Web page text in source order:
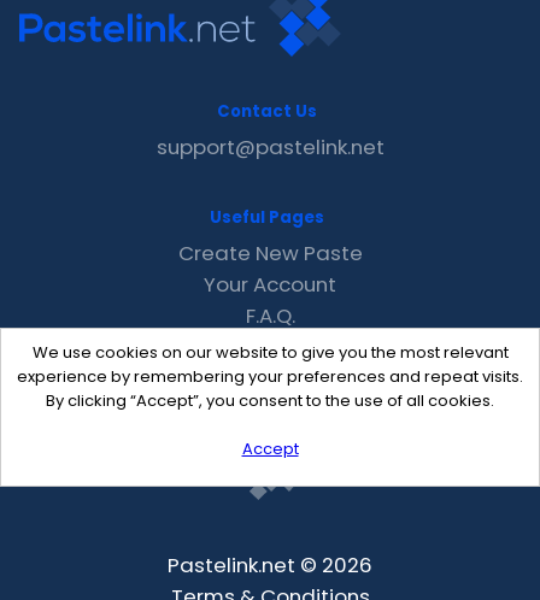
We use cookies on our website to give you the most relevant
experience by remembering your preferences and repeat visits.
By clicking “Accept”, you consent to the use of all cookies.
Accept
Contact Us
support@pastelink.net
Useful Pages
Create New Paste
Your Account
F.A.Q.
Recent
Contact
Pastelink.net © 2026